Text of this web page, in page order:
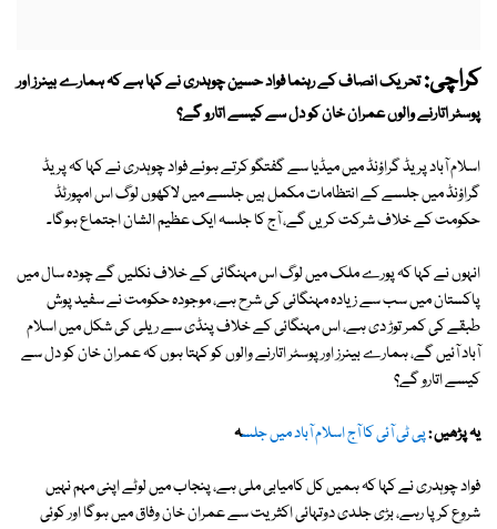
کراچی:تحریک انصاف کے رہنما فواد حسین چوہدری نے کہا ہے کہ ہمارے بینرز اور
پوسٹر اتارنے والوں عمران خان کو دل سے کیسے اتارو گے؟
اسلام آباد پریڈ گراؤنڈ میں میڈیا سے گفتگو کرتے ہوئے فواد چوہدری نے کہا کہ پریڈ
گراؤنڈ میں جلسے کے انتظامات مکمل ہیں جلسے میں لاکھوں لوگ اس امپورٹڈ
حکومت کے خلاف شرکت کریں گے، آج کا جلسہ ایک عظیم الشان اجتماع ہوگا۔
انہوں نے کہا کہ پورے ملک میں لوگ اس مہنگائی کے خلاف نکلیں گے چودہ سال میں
پاکستان میں سب سے زیادہ مہنگائی کی شرح ہے، موجودہ حکومت نے سفید پوش
طبقے کی کمر توڑ دی ہے، اس مہنگائی کے خلاف پنڈی سے ریلی کی شکل میں اسلام
آباد آئیں گے، ہمارے بینرز اور پوسٹر اتارنے والوں کو کہتا ہوں کہ عمران خان کو دل سے
کیسے اتارو گے؟
یہ پڑھیں :پی ٹی آئی کا آج اسلام آباد میں جلسہ
فواد چوہدری نے کہا کہ ہمیں کل کامیابی ملی ہے، پنجاب میں لوٹے اپنی مہم نہیں
شروع کر پا رہے، بڑی جلدی دوتہائی اکثریت سے عمران خان وفاق میں ہوگا اور کوئی